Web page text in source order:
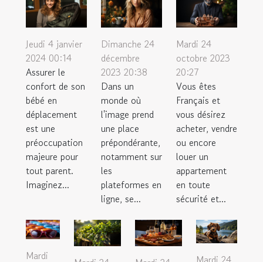
Jeudi 4 janvier
2024 00:14
Assurer le
confort de son
bébé en
déplacement
est une
préoccupation
majeure pour
tout parent.
Imaginez...
Dimanche 24
décembre
2023 20:38
Dans un
monde où
l'image prend
une place
prépondérante,
notamment sur
les
plateformes en
ligne, se...
Mardi 24
octobre 2023
20:27
Vous êtes
Français et
vous désirez
acheter, vendre
ou encore
louer un
appartement
en toute
sécurité et...
Mardi